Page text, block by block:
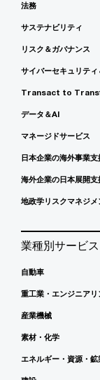
法務
サステナビリティ
リスク＆ガバナンス
サイバーセキュリテ
Transact to
データ＆AI
マネージドサービス
日本企業の海外事業支
海外企業の日本展開支
地政学リスクマネジ
業種別サービス
自動車
重工業・エンジニアリ
産業機械
素材・化学
エネルギー・資源・鉱